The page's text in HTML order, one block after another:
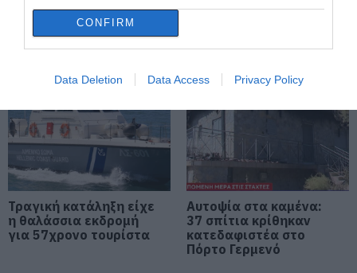
CONFIRM
Data Deletion Data Access Privacy Policy
Συγκίνηση και βαθιά πίστη στην
Εύβοια! Τίμησαν τον Όσιο Ιωάννη
βροχής στη φωτιά του 2021
Εορτολόγιο: Ποιοι γιορτάζουν
σήμερα, Σάββατο 8 Αυγούστου
08.08.2026 | 08:40
Καιρός: Πολύ ζέστη σήμερα στην
Εύβοια! Στα ύψη το θερμόμετρο
ζημιές
νεκροί από τη
φορτηγό
Τραγική κατάληξη είχε
η θαλάσσια εκδρομή
για 57χρονο τουρίστα
Αυτοψία στα καμένα:
37 σπίτια κρίθηκαν
κατεδαφιστέα στο
Πόρτο Γερμενό